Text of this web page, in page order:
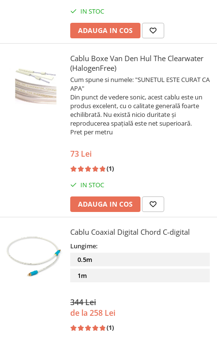
IN STOC
ADAUGA IN COS
Cablu Boxe Van Den Hul The Clearwater
(HalogenFree)
Cum spune si numele: "SUNETUL ESTE CURAT CA
APA"
Din punct de vedere sonic, acest cablu este un
produs excelent, cu o calitate generală foarte
echilibrată. Nu există nicio duritate și
reproducerea spațială este net superioară.
Pret per metru
73 Lei
(1)
IN STOC
ADAUGA IN COS
Cablu Coaxial Digital Chord C-digital
Lungime:
0.5m
1m
344 Lei
de la 258 Lei
(1)